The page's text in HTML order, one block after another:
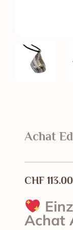
Achat
CHF 113.00
Achat